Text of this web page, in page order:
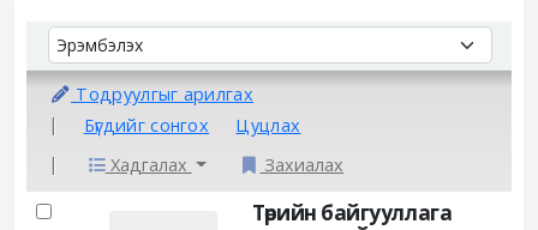
SortSort by:
Тодруулгыг арилгах
Бүгдийг сонгох
Цуцлах
Хадгалах
Захиалах
Results
Төрийн байгууллага